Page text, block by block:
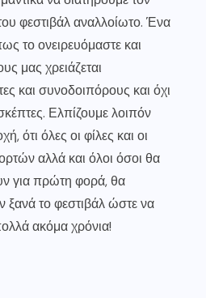
φεστιβάλ αναλλοίωτο. Ένα
το ονειρευόμαστε και
μας χρειάζεται
και συνοδοιπόρους και όχι
Ελπίζουμε λοιπόν
ότι όλες οι φίλες και οι
αλλά και όλοι όσοι θα
για πρώτη φορά, θα
ξανά το φεστιβάλ ώστε να
ακόμα χρόνια!